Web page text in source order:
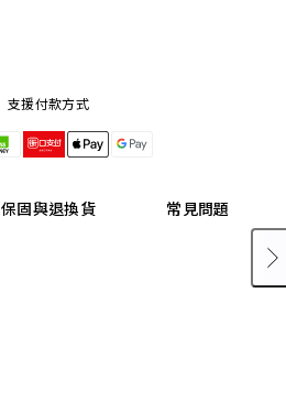
支援付款方式
保固與退換貨 常見問題